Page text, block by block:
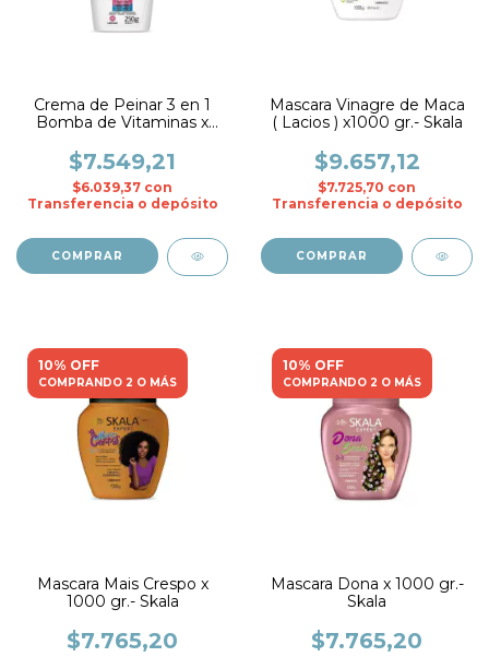
Crema de Peinar 3 en 1
Bomba de Vitaminas x
$7.549,21
$6.039,37 con
Transferencia o depósito
Mascara Vinagre de Maca
( Lacios ) x1000 gr.- Skala
$9.657,12
$7.725,70 con
Transferencia o depósito
10% OFF
COMPRANDO 2 O MÁS
Mascara Mais Crespo x
1000 gr.- Skala
$7.765,20
10% OFF
COMPRANDO 2 O MÁS
Mascara Dona x 1000 gr.-
Skala
$7.765,20